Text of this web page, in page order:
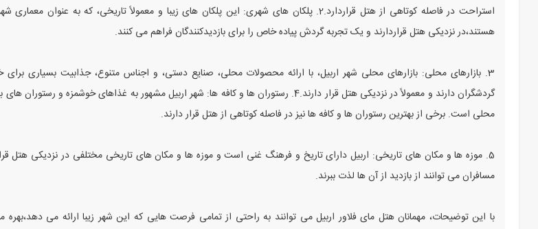
استراحت در فاصله کوتاهی از هتل قراردارد.2. پلکان‌ های شهری: این پلکان‌ های زیبا و معمولاً تاریخی، که به عنوان
هستند،در نزدیکی هتل قراردارند و یک تجربه گردش پیاده خاص را برای بازدیدکنندگان فراهم می‌ کنند.
3. بازارهای محلی: بازارهای محلی شهر اربیل، با ارائه محصولات محلی، صنایع دستی، و اجناس متنوع، جذابیت بسیاری برای
گردشگران دارند و معمولاً در نزدیکی هتل قرار دارند.4. رستوران‌ ها و کافه‌ ها: شهر اربیل مشهور به غذاهای خوشمزه و
محلی است. برخی از بهترین رستوران‌ ها و کافه‌ ها نیز در فاصله کوتاهی از هتل قرار دارند.
5. موزه‌ ها و مکان‌ های تاریخی: اربیل دارای تاریخ و فرهنگ غنی است و موزه‌ ها و مکان‌ های تاریخی مختلفی در نزدیکی هتل
مسافران می‌ توانند از بازدید از آن‌ ها لذت ببرند.
با این توضیحات، مهمانان هتل مای فلاور اربیل می‌ توانند به راحتی از تمامی فرصت‌ هایی که این شهر زیبا ارائه می‌ دهد،بهره‌